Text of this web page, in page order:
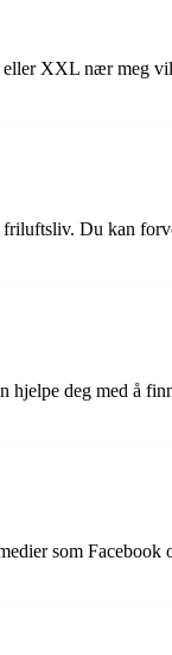
XXL nær meg
Du kan
hjelpe deg med å
som